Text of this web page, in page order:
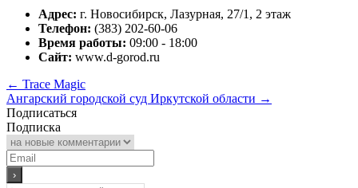
Адрес: г. Новосибирск, Лазурная, 27/1, 2 этаж
Телефон: (383) 202-60-06
Время работы: 09:00 - 18:00
Сайт: www.d-gorod.ru
← Trace Magic
Ангарский городской суд Иркутской области →
Подписаться
Подписка